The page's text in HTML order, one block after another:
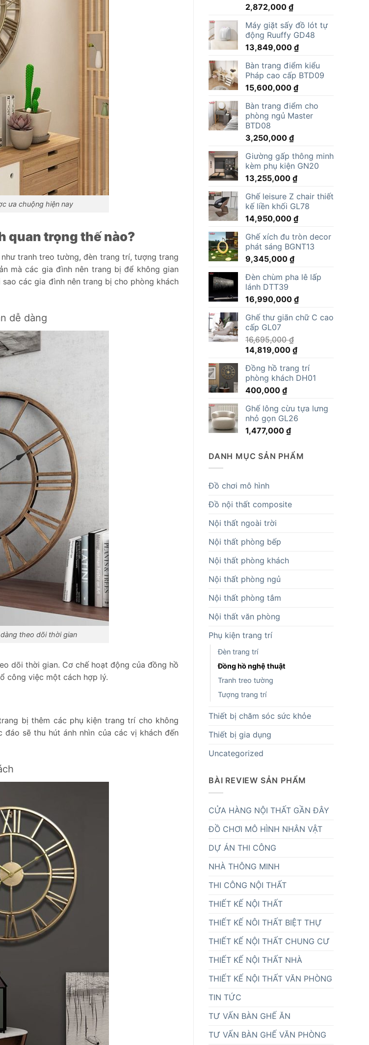
2,872,000 ₫
Máy giặt sấy đồ lót tự
động Ruuffy GD48
13,849,000 ₫
Bàn trang điểm kiểu
Pháp cao cấp BTD09
15,600,000 ₫
Bàn trang điểm cho
phòng ngủ Master
BTD08
3,250,000 ₫
Giường gấp thông minh
kèm phụ kiện GN20
13,255,000 ₫
Ghế leisure Z chair thiết
kế liền khối GL78
14,950,000 ₫
Ghế xích đu tròn decor
phát sáng BGNT13
9,345,000 ₫
Đèn chùm pha lê lấp
lánh DTT39
16,990,000 ₫
Ghế thư giãn chữ C cao
cấp GL07
16,695,000₫
Giá
là:
16,695,000 ₫.
14,819,000 ₫Giá
tại
là:
Đồng hồ trang trí
phòng khách DH01
400,000 ₫
Ghế lông cừu tựa lưng
nhỏ gọn GL26
1,477,000 ₫
DANH MỤC SẢN PHẨM
Đồ chơi mô hình
Đồ nội thất composite
Nội thất ngoài trời
Nội thất phòng bếp
Nội thất phòng khách
Nội thất phòng ngủ
Nội thất phòng tắm
Nội thất văn phòng
Phụ kiện trang trí
Đèn trang trí
Đồng hồ nghệ thuật
Tranh treo tường
Tượng trang trí
Thiết bị chăm sóc sức khỏe
Thiết bị gia dụng
Uncategorized
BÀI REVIEW SẢN PHẨM
CỬA HÀNG NỘI THẤT GẦN ĐÂY
ĐỒ CHƠI MÔ HÌNH NHÂN VẬT
DỰ ÁN THI CÔNG
NHÀ THÔNG MINH
THI CÔNG NỘI THẤT
THIẾT KẾ NỘI THẤT
THIẾT KẾ NÔI THẤT BIỆT THỰ
THIẾT KẾ NỘI THẤT CHUNG CƯ
THIẾT KẾ NỘI THẤT NHÀ
THIẾT KẾ NỘI THẤT VĂN PHÒNG
TIN TỨC
TƯ VẤN BÀN GHẾ ĂN
TƯ VẤN BÀN GHẾ VĂN PHÒNG
ưa chuộng hiện nay
quan trọng thế nào?
tranh treo tường, đèn trang trí, tượng trang
mà các gia đình nên trang bị để không gian
các gia đình nên trang bị cho phòng khách
dễ dàng
theo dõi thời gian
dõi thời gian. Cơ chế hoạt động của đồng hồ
công việc một cách hợp lý.
bị thêm các phụ kiện trang trí cho không
sẽ thu hút ánh nhìn của các vị khách đến